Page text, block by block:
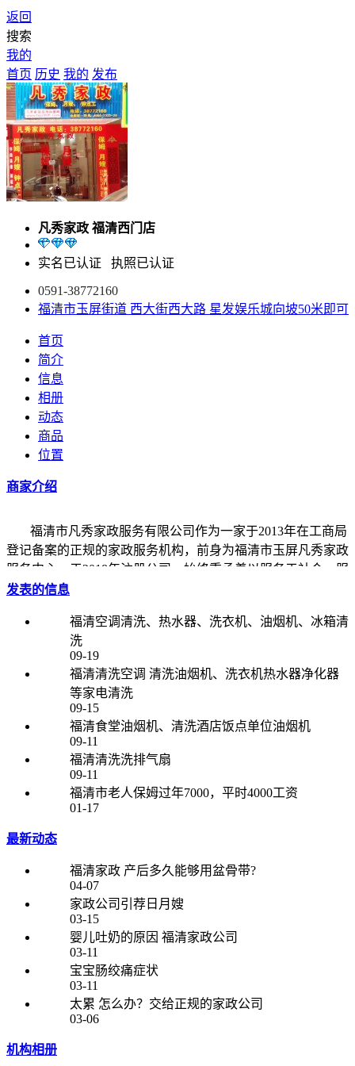
返回
搜索
我的
首页 历史 我的 发布
凡秀家政 福清西门店
实名已认证 执照已认证
0591-38772160
福清市玉屏街道 西大街西大路 星发娱乐城向坡50米即可
首页
简介
信息
相册
动态
商品
位置
商家介绍
福清市凡秀家政服务有限公司作为一家于2013年在工商局
登记备案的正规的家政服务机构，前身为福清市玉屏凡秀家政
服务中心，于2018年注册公司。始终秉承着以服务于社会，服
务于家庭为目的，坚持“追求客户满意，争取零投拆”为宗旨。
头军。
目前公司主营服务项目有：家政服务、月嫂服务、月嫂培训、
育婴服务、老人陪护、钟点工服务等家政服务，部分服务人员
都经过专业知识培训，并进行严格的技能考核后才能上岗，有
专业的老师跟踪教导工作，以确保服务品质，定期的培训、回
访、监督、指导，让关爱凡秀家政的客户顺心、舒心、开
心。，赢得了顾客的一致好评。
我公司2015年自行开发设计家政安全管理系统，创新性的将身
份信息与指纹识别集成到管理系统中，并结合大数据进行家政
研发，投入到市场运行后，很快有效的解决了家政业人员流动
性大、信息采集不准确等弊端、内部管理混乱的问题，大大加
强了家政中心与服务员、客户之间紧密合作。并于当年，这一
全新的家政安全管理系统以消费者为核心，更加合理，更加科
学，受到顾客群众的一致好评，市场反应良好。
本公司承诺：
1、实名身份登记验证
2、采集指纹录入备案
3、家政员数据核查
发表的信息
福清空调清洗、热水器、洗衣机、油烟机、冰箱清
洗
09-19
福清清洗空调 清洗油烟机、洗衣机热水器净化器
等家电清洗
09-15
福清食堂油烟机、清洗酒店饭点单位油烟机
09-11
福清清洗洗排气扇
09-11
福清市老人保姆过年7000，平时4000工资
01-17
最新动态
福清家政 产后多久能够用盆骨带?
04-07
家政公司引荐日月嫂
03-15
婴儿吐奶的原因 福清家政公司
03-11
宝宝肠绞痛症状
03-11
太累 怎么办？交给正规的家政公司
03-06
机构相册